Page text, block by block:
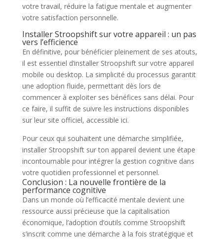
votre travail, réduire la fatigue mentale et augmenter
votre satisfaction personnelle.
Installer Stroopshift sur votre appareil : un pas
vers l’efficience
En définitive, pour bénéficier pleinement de ses atouts,
il est essentiel d’installer Stroopshift sur votre appareil
mobile ou desktop. La simplicité du processus garantit
une adoption fluide, permettant dès lors de
commencer à exploiter ses bénéfices sans délai. Pour
ce faire, il suffit de suivre les instructions disponibles
sur leur site officiel, accessible ici.
Pour ceux qui souhaitent une démarche simplifiée,
installer Stroopshift sur ton appareil devient une étape
incontournable pour intégrer la gestion cognitive dans
votre quotidien professionnel et personnel.
Conclusion : La nouvelle frontière de la
performance cognitive
Dans un monde où l’efficacité mentale devient une
ressource aussi précieuse que la capitalisation
économique, l’adoption d’outils comme Stroopshift
s’inscrit comme une démarche à la fois stratégique et